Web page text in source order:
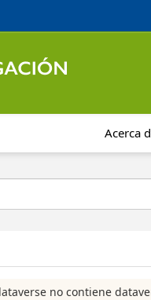
Acerca
no contiene